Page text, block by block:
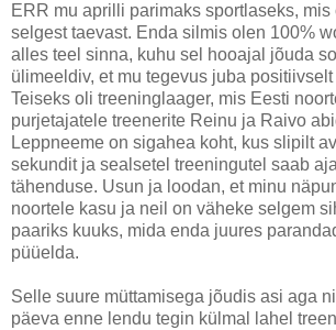
ERR mu aprilli parimaks sportlaseks,
selgest taevast. Enda silmis olen 100%
alles teel sinna, kuhu sel hooajal jõuda
ülimeeldiv, et mu tegevus juba
Teiseks oli treeninglaager, mis Eesti
purjetajatele treenerite Reinu ja Raivo
Leppneeme on sigahea koht, kus slipilt
sekundit ja sealsetel treeningutel saab
tähenduse. Usun ja loodan, et minu
noortele kasu ja neil on väheke selgem
paariks kuuks, mida enda juures
püüelda.
Selle suure müttamisega jõudis asi aga
päeva enne lendu tegin külmal lahel